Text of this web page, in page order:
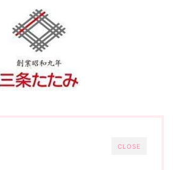
CLOSE